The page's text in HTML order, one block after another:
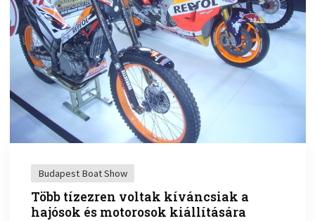
Budapest Boat Show
Több tízezren voltak kíváncsiak a
hajósok és motorosok kiállítására